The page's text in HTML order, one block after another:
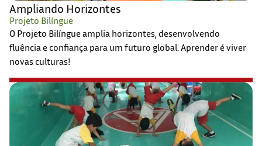
Ampliando Horizontes
Projeto Bilíngue
O Projeto Bilíngue amplia horizontes, desenvolvendo
fluência e confiança para um futuro global. Aprender é viver
novas culturas!